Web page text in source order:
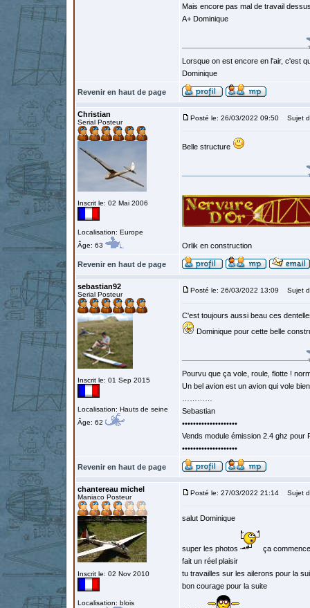
Mais encore pas mal de travail
A+ Dominique
Lorsque on est encore en l'air, c'est
Dominique
Revenir en haut de page
Christian
Serial Posteur
Inscrit le: 02 Mai 2006
Localisation: Europe
Âge: 63
Posté le: 26/03/2022 09:50 Sujet
Belle structure
Orlik en construction
Revenir en haut de page
sebastian92
Serial Posteur
Inscrit le: 01 Sep 2015
Localisation: Hauts de seine
Âge: 62
Posté le: 26/03/2022 13:09 Sujet
C'est toujours aussi beau ces
Dominique pour cette belle
Pourvu que ça vole, roule, flotte !
Un bel avion est un avion qui vole
Sebastian
••••••••••••••••••••
Vends module émission 2.4 ghz
••••••••••••••••••••
Revenir en haut de page
chantereau michel
Maniaco Posteur
Inscrit le: 02 Nov 2010
Localisation: blois
Posté le: 27/03/2022 21:14 Sujet
salut Dominique
super les photos
ça
fait un réel plaisir
tu travailles sur les ailerons pour la
bon courage pour la suite